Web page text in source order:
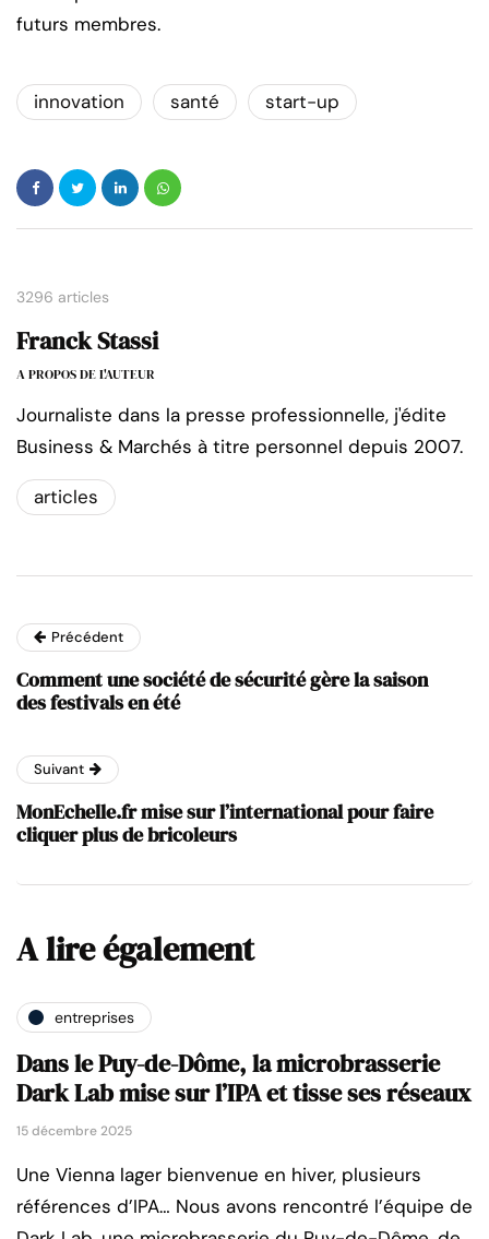
futurs membres.
innovation santé start-up
3296 articles
Franck Stassi
A PROPOS DE L'AUTEUR
Journaliste dans la presse professionnelle, j'édite
Business & Marchés à titre personnel depuis 2007.
articles
Précédent
Comment une société de sécurité gère la saison
des festivals en été
Suivant
MonEchelle.fr mise sur l’international pour faire
cliquer plus de bricoleurs
A lire également
entreprises
Dans le Puy-de-Dôme, la microbrasserie
Dark Lab mise sur l’IPA et tisse ses réseaux
15 décembre 2025
Une Vienna lager bienvenue en hiver, plusieurs
références d’IPA… Nous avons rencontré l’équipe de